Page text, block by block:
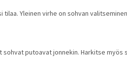
Yleinen virhe on sohvan
sohvat putoavat jonnekin. Harkitse myös